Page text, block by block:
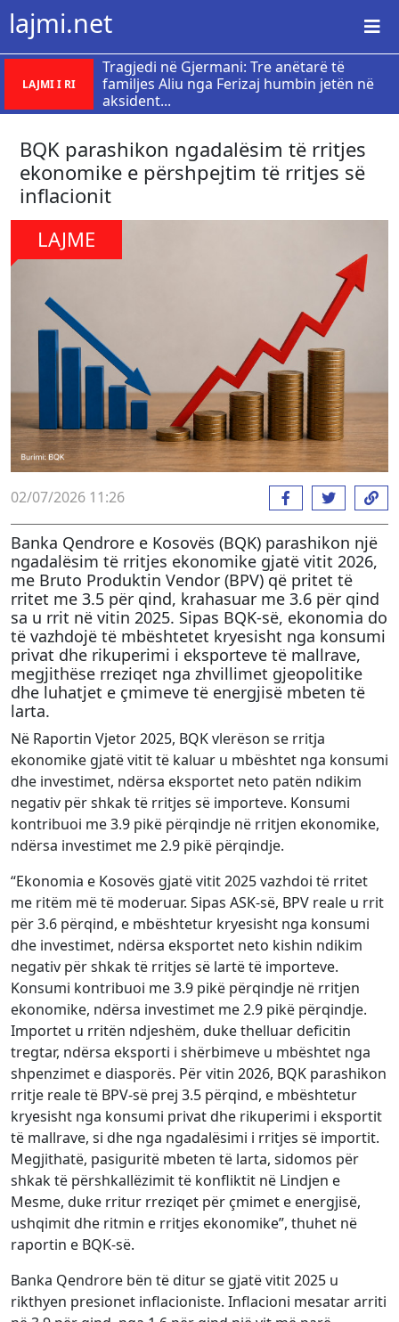
lajmi.net
LAJMI I RI
Tragjedi në Gjermani: Tre anëtarë të
familjes Aliu nga Ferizaj humbin jetën në
aksident...
​BQK parashikon ngadalësim të rritjes
ekonomike e përshpejtim të rritjes së
inflacionit
LAJME
02/07/2026 11:26
Banka Qendrore e Kosovës (BQK) parashikon një
ngadalësim të rritjes ekonomike gjatë vitit 2026,
me Bruto Produktin Vendor (BPV) që pritet të
rritet me 3.5 për qind, krahasuar me 3.6 për qind
sa u rrit në vitin 2025. Sipas BQK-së, ekonomia do
të vazhdojë të mbështetet kryesisht nga konsumi
privat dhe rikuperimi i eksporteve të mallrave,
megjithëse rreziqet nga zhvillimet gjeopolitike
dhe luhatjet e çmimeve të energjisë mbeten të
larta.
Në Raportin Vjetor 2025, BQK vlerëson se rritja
ekonomike gjatë vitit të kaluar u mbështet nga konsumi
dhe investimet, ndërsa eksportet neto patën ndikim
negativ për shkak të rritjes së importeve. Konsumi
kontribuoi me 3.9 pikë përqindje në rritjen ekonomike,
ndërsa investimet me 2.9 pikë përqindje.
“Ekonomia e Kosovës gjatë vitit 2025 vazhdoi të rritet
me ritëm më të moderuar. Sipas ASK-së, BPV reale u rrit
për 3.6 përqind, e mbështetur kryesisht nga konsumi
dhe investimet, ndërsa eksportet neto kishin ndikim
negativ për shkak të rritjes së lartë të importeve.
Konsumi kontribuoi me 3.9 pikë përqindje në rritjen
ekonomike, ndërsa investimet me 2.9 pikë përqindje.
Importet u rritën ndjeshëm, duke thelluar deficitin
tregtar, ndërsa eksporti i shërbimeve u mbështet nga
shpenzimet e diasporës. Për vitin 2026, BQK parashikon
rritje reale të BPV-së prej 3.5 përqind, e mbështetur
kryesisht nga konsumi privat dhe rikuperimi i eksportit
të mallrave, si dhe nga ngadalësimi i rritjes së importit.
Megjithatë, pasiguritë mbeten të larta, sidomos për
shkak të përshkallëzimit të konfliktit në Lindjen e
Mesme, duke rritur rreziqet për çmimet e energjisë,
ushqimit dhe ritmin e rritjes ekonomike”, thuhet në
raportin e BQK-së.
Banka Qendrore bën të ditur se gjatë vitit 2025 u
rikthyen presionet inflacioniste. Inflacioni mesatar arriti